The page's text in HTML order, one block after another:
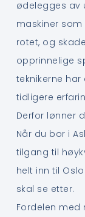
ødelegges av
maskiner
rotet, og
opprinnelige
teknikerne
tidligere
Derfor lønner
Når du bor i
tilgang til
helt inn til
skal se etter.
Fordelen